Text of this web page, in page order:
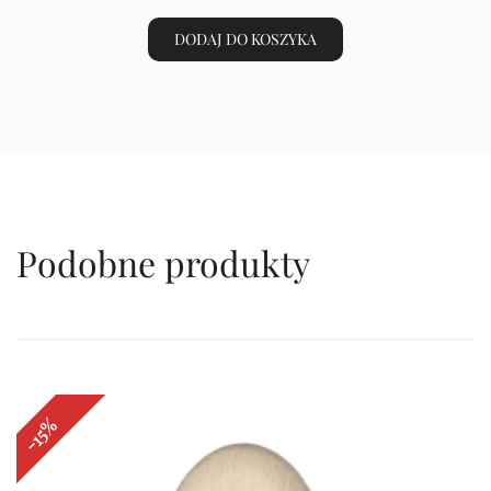
wynosiła:
86,00 zł.
wynosi:
73,10 zł.
DODAJ DO KOSZYKA
Podobne produkty
-15%